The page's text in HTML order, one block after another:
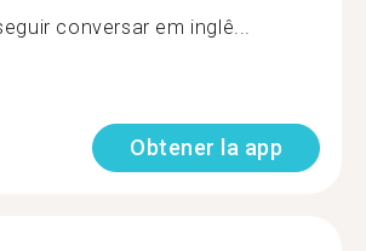
conversar em inglê...
Obtener la app